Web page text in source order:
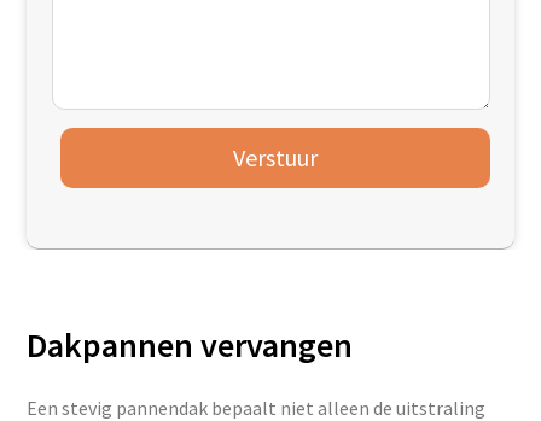
Verstuur
Dakpannen vervangen
Een stevig pannendak bepaalt niet alleen de uitstraling